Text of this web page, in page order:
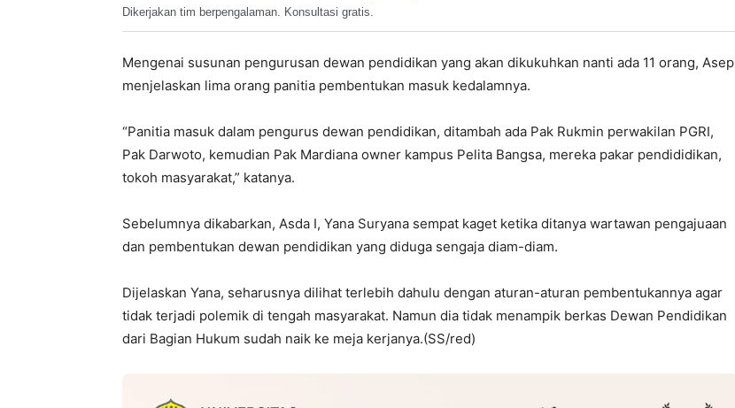
Dikerjakan tim berpengalaman. Konsultasi gratis.
Mengenai susunan pengurusan dewan pendidikan yang akan dikukuhkan nanti ada 11 orang, Asep
menjelaskan lima orang panitia pembentukan masuk kedalamnya.
“Panitia masuk dalam pengurus dewan pendidikan, ditambah ada Pak Rukmin perwakilan PGRI,
Pak Darwoto, kemudian Pak Mardiana owner kampus Pelita Bangsa, mereka pakar pendididikan,
tokoh masyarakat,” katanya.
Sebelumnya dikabarkan, Asda I, Yana Suryana sempat kaget ketika ditanya wartawan pengajuaan
dan pembentukan dewan pendidikan yang diduga sengaja diam-diam.
Dijelaskan Yana, seharusnya dilihat terlebih dahulu dengan aturan-aturan pembentukannya agar
tidak terjadi polemik di tengah masyarakat. Namun dia tidak menampik berkas Dewan Pendidikan
dari Bagian Hukum sudah naik ke meja kerjanya.(SS/red)